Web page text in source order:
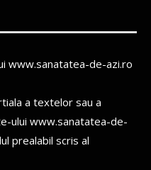
www.sanatatea-de-azi.ro
a textelor sau a
ului www.sanatatea-de-
prealabil scris al